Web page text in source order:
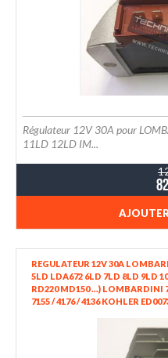
Régulateur 12V 30A pour
11LD 12LD IM...
REGULATEUR 12V 30A
5LD LDA672 6LD 7LD 8LD 9LD
RD220 MD150 ...) LOMBARDINI
7155 / 4176 / 4136 KOHLER